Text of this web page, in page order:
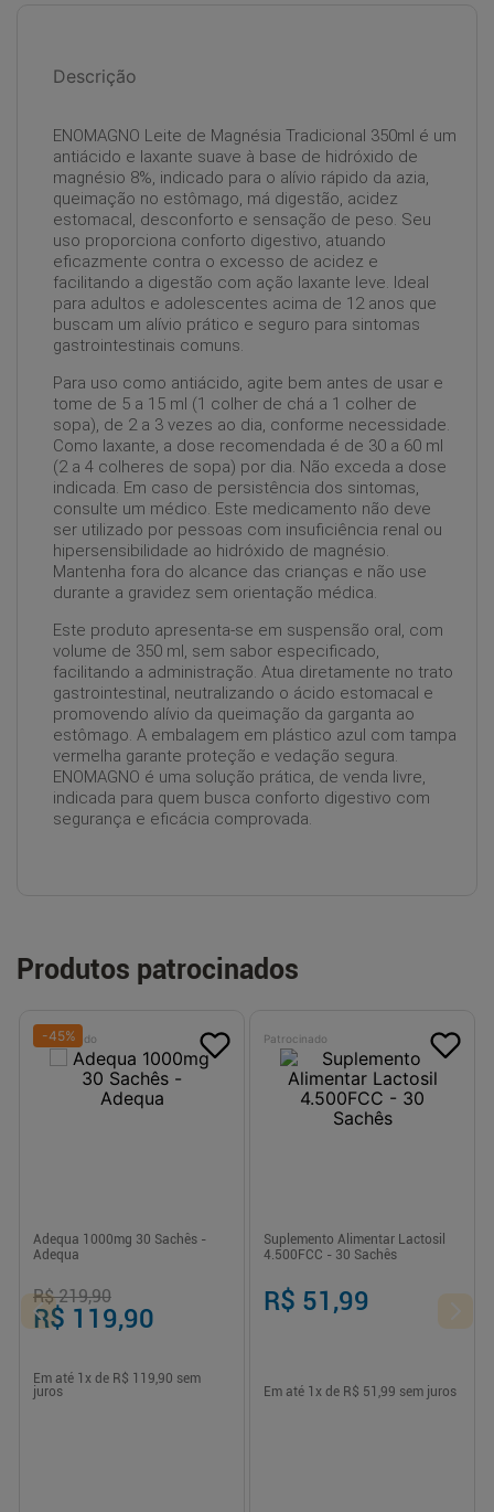
Descrição
ENOMAGNO Leite de Magnésia Tradicional 350ml é um
antiácido e laxante suave à base de hidróxido de
magnésio 8%, indicado para o alívio rápido da azia,
queimação no estômago, má digestão, acidez
estomacal, desconforto e sensação de peso. Seu
uso proporciona conforto digestivo, atuando
eficazmente contra o excesso de acidez e
facilitando a digestão com ação laxante leve. Ideal
para adultos e adolescentes acima de 12 anos que
buscam um alívio prático e seguro para sintomas
gastrointestinais comuns.
Para uso como antiácido, agite bem antes de usar e
tome de 5 a 15 ml (1 colher de chá a 1 colher de
sopa), de 2 a 3 vezes ao dia, conforme necessidade.
Como laxante, a dose recomendada é de 30 a 60 ml
(2 a 4 colheres de sopa) por dia. Não exceda a dose
indicada. Em caso de persistência dos sintomas,
consulte um médico. Este medicamento não deve
ser utilizado por pessoas com insuficiência renal ou
hipersensibilidade ao hidróxido de magnésio.
Mantenha fora do alcance das crianças e não use
durante a gravidez sem orientação médica.
Este produto apresenta-se em suspensão oral, com
volume de 350 ml, sem sabor especificado,
facilitando a administração. Atua diretamente no trato
gastrointestinal, neutralizando o ácido estomacal e
promovendo alívio da queimação da garganta ao
estômago. A embalagem em plástico azul com tampa
vermelha garante proteção e vedação segura.
ENOMAGNO é uma solução prática, de venda livre,
indicada para quem busca conforto digestivo com
segurança e eficácia comprovada.
Produtos patrocinados
Patrocinado
-45%
Adequa 1000mg 30 Sachês -
Adequa
R$ 219,90
R$ 119,90
Em até 1 x de R$ 119,90 sem
juros
Patrocinado
Suplemento Alimentar Lactosil
4.500FCC - 30 Sachês
R$ 51,99
Em até 1 x de R$ 51,99 sem juros